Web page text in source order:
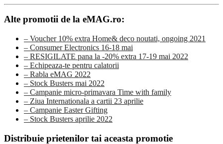
Alte promotii de la eMAG.ro:
– Voucher 10% extra Home& deco noutati, ongoing 2021
– Consumer Electronics 16-18 mai
– RESIGILATE pana la -20% extra 17-19 mai 2022
– Echipeaza-te pentru calatorii
– Rabla eMAG 2022
– Stock Busters mai 2022
– Campanie micro-primavara Time with family
– Ziua Internationala a cartii 23 aprilie
– Campanie Easter Gifting
– Stock Busters aprilie 2022
Distribuie prietenilor tai aceasta promotie